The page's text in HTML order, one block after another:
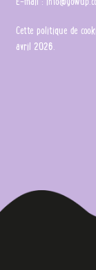
Cette politique de
avril 2026.